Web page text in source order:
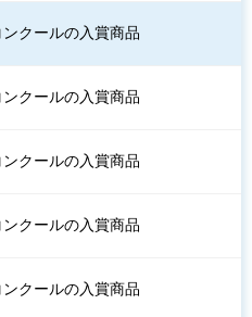
クールの入賞商品
クールの入賞商品
クールの入賞商品
クールの入賞商品
クールの入賞商品